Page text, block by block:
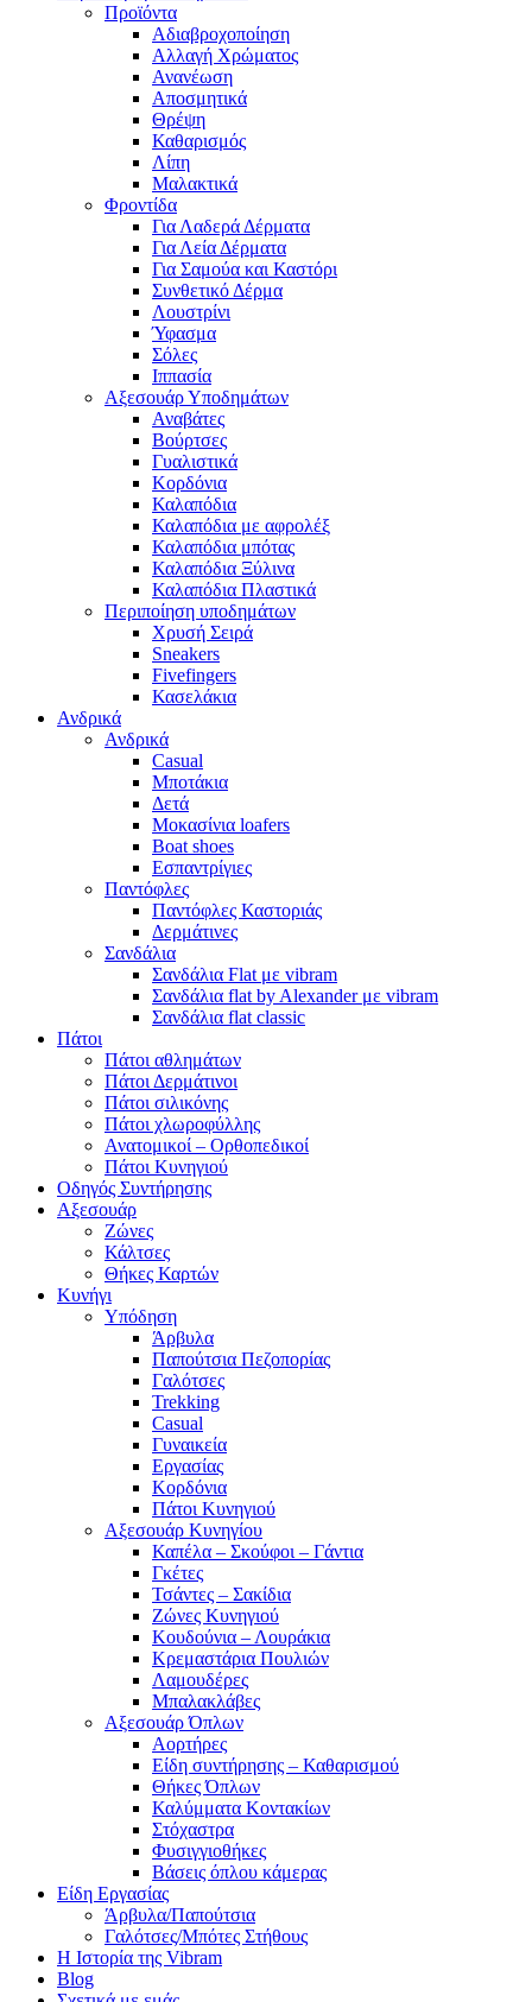
Προϊόντα
Αδιαβροχοποίηση
Αλλαγή Χρώματος
Ανανέωση
Αποσμητικά
Θρέψη
Καθαρισμός
Λίπη
Μαλακτικά
Φροντίδα
Για Λαδερά Δέρματα
Για Λεία Δέρματα
Για Σαμούα και Καστόρι
Συνθετικό Δέρμα
Λουστρίνι
Ύφασμα
Σόλες
Ιππασία
Αξεσουάρ Υποδημάτων
Αναβάτες
Βούρτσες
Γυαλιστικά
Κορδόνια
Καλαπόδια
Καλαπόδια με αφρολέξ
Καλαπόδια μπότας
Καλαπόδια Ξύλινα
Καλαπόδια Πλαστικά
Περιποίηση υποδημάτων
Χρυσή Σειρά
Sneakers
Fivefingers
Κασελάκια
Ανδρικά
Ανδρικά
Casual
Μποτάκια
Δετά
Μοκασίνια loafers
Boat shoes
Εσπαντρίγιες
Παντόφλες
Παντόφλες Καστοριάς
Δερμάτινες
Σανδάλια
Σανδάλια Flat με vibram
Σανδάλια flat by Alexander με vibram
Σανδάλια flat classic
Πάτοι
Πάτοι αθλημάτων
Πάτοι Δερμάτινοι
Πάτοι σιλικόνης
Πάτοι χλωροφύλλης
Ανατομικοί – Ορθοπεδικοί
Πάτοι Κυνηγιού
Οδηγός Συντήρησης
Αξεσουάρ
Ζώνες
Κάλτσες
Θήκες Καρτών
Κυνήγι
Υπόδηση
Άρβυλα
Παπούτσια Πεζοπορίας
Γαλότσες
Trekking
Casual
Γυναικεία
Εργασίας
Κορδόνια
Πάτοι Κυνηγιού
Αξεσουάρ Κυνηγίου
Καπέλα – Σκούφοι – Γάντια
Γκέτες
Τσάντες – Σακίδια
Ζώνες Κυνηγιού
Κουδούνια – Λουράκια
Κρεμαστάρια Πουλιών
Λαμουδέρες
Μπαλακλάβες
Αξεσουάρ Όπλων
Αορτήρες
Είδη συντήρησης – Καθαρισμού
Θήκες Όπλων
Καλύμματα Κοντακίων
Στόχαστρα
Φυσιγγιοθήκες
Βάσεις όπλου κάμερας
Είδη Εργασίας
Άρβυλα/Παπούτσια
Γαλότσες/Μπότες Στήθους
Η Ιστορία της Vibram
Blog